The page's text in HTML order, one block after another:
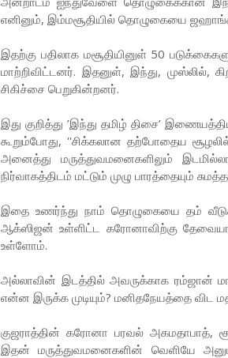
எனினும், இம்மசூதியில் தொழுகையை
இதற்கு பதிலாக மசூதியினுள் 50
மாற்றிவிட்டனர். இதனுள், இந்து, முஸ்லில்,
சிகிச்சை பெறுகின்றனர்.
இது குறித்து ’இந்து தமிழ் திசை’
கூறும்போது, ''சிக்கலான தற்போதைய
அனைத்து மருத்துவமனைகளிலும்
நிர்வாகத்திடம் மட்டும் முழு பாரத்தையும்
இதை உணர்ந்து நாம் தொழுகையை தம்
ஆக்ஸிஜன் உள்ளிட்ட கரோனாவிற்கு
உள்ளோம்.
அல்லாவின் இடத்தில் அவருக்காக ரம்ஜான்
என்ன இருக்க முடியும்? மனிதநேயத்தை விட
குஜராத்தின் கரோனா பரவல் அகமதாபாத்,
இதன் மருத்துவமனைகளின் வெளியே